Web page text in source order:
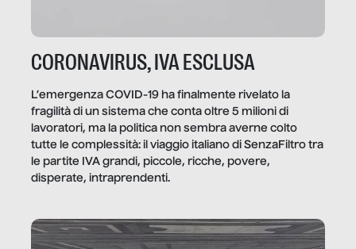
CORONAVIRUS, IVA ESCLUSA
L’emergenza COVID-19 ha finalmente rivelato la
fragilità di un sistema che conta oltre 5 milioni di
lavoratori, ma la politica non sembra averne colto
tutte le complessità: il viaggio italiano di SenzaFiltro tra
le partite IVA grandi, piccole, ricche, povere,
disperate, intraprendenti.